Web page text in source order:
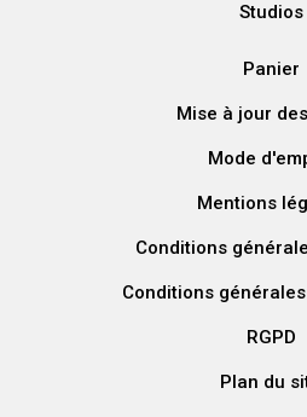
Studios
Panier
Mise à jour
Mode
Mentions
Conditions
Conditions
RGPD
Plan du